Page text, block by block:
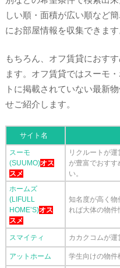
しい順・面積が広い順など
にお部屋情報を収集できます
もちろん、オフ賃貸におす
ます。オフ賃貸ではスーモ
トに掲載されていない最新
せご紹介します。
サイト名
スーモ
(SUUMO)オス
スメ
リクルートが
が豊富でおす
い。
ホームズ
(LIFULL
HOME’S)オス
スメ
知名度が高く物
れば大体の物件
スマイティ カカクコムが運
アットホーム 学生向けの物件